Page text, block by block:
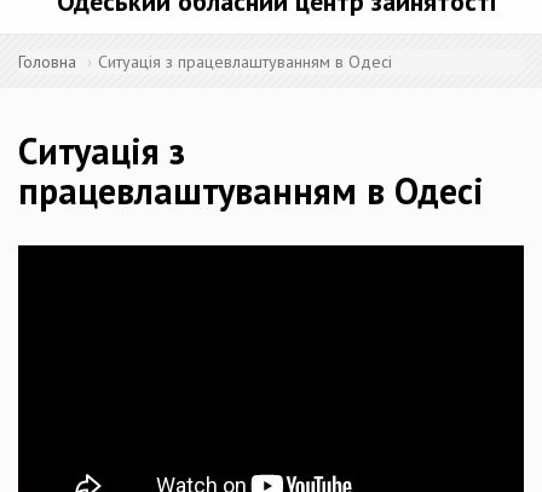
Головна Ситуація з працевлаштуванням в Одесі
Ситуація з
працевлаштуванням в Одесі